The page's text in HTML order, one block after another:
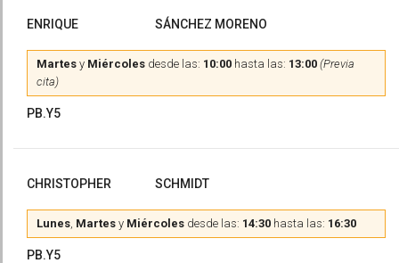
ENRIQUE SÁNCHEZ MORENO
Martes y Miércoles desde las: 10:00 hasta las: 13:00 (Previa
cita)
PB.Y5
CHRISTOPHER SCHMIDT
Lunes, Martes y Miércoles desde las: 14:30 hasta las: 16:30
PB.Y5